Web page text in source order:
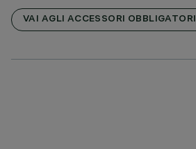
VAI AGLI ACCESSORI OBBLIGATORI